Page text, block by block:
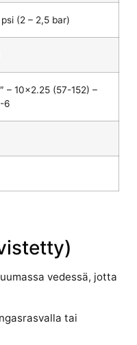
(2 – 2,5 bar)
– 10×2.25 (57-152) –
6
vedessä, jotta
tai